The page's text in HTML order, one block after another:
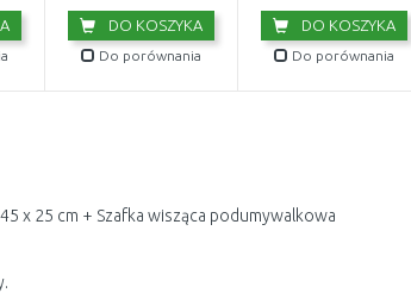
DO KOSZYKA
Do porównania
DO KOSZYKA
Do porównania
x 25 cm + Szafka wisząca podumywalkowa